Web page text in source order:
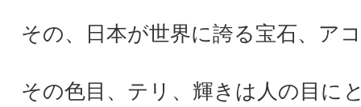
その、日本が世界に誇る宝石、ア
その色目、テリ、輝きは人の目に